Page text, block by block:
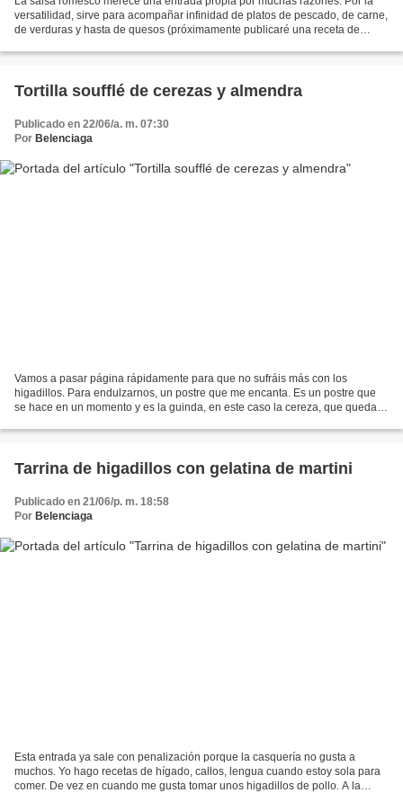
versatilidad, sirve para acompañar infinidad de platos de pescado, de carne,
de verduras y hasta de quesos (próximamente publicaré una receta de
Tortilla soufflé de cerezas y almendra
Publicado en 22/06/a. m. 07:30
Por Belenciaga
Vamos a pasar página rápidamente para que no sufráis más con los
higadillos. Para endulzarnos, un postre que me encanta. Es un postre que
se hace en un momento y es la guinda, en este caso la cereza, que queda
Tarrina de higadillos con gelatina de martini
Publicado en 21/06/p. m. 18:58
Por Belenciaga
Esta entrada ya sale con penalización porque la casquería no gusta a
muchos. Yo hago recetas de hígado, callos, lengua cuando estoy sola para
comer. De vez en cuando me gusta tomar unos higadillos de pollo. A la